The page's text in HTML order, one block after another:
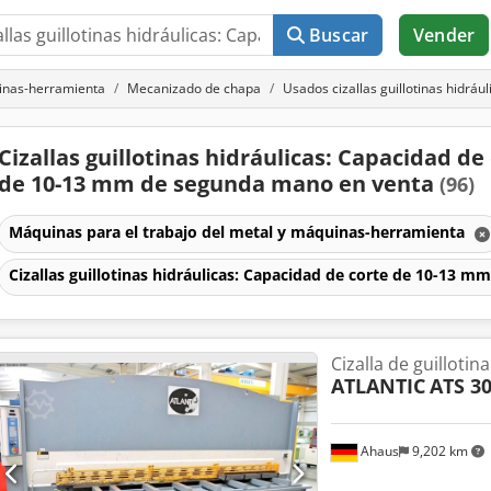
Buscar Vender
herramienta Mecanizado de chapa Usados cizallas guillotinas
Cizallas guillotinas hidráulicas: Capacidad
de 10-13 mm de segunda mano en venta (96)
Máquinas para el trabajo del metal y máquinas-herramienta
Cizallas guillotinas hidráulicas: Capacidad de corte de 10-13 mm
Ahaus 9,202 km
Cizalla de
ATLANTICATS